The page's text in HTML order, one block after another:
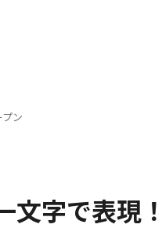
ン
文字で表現